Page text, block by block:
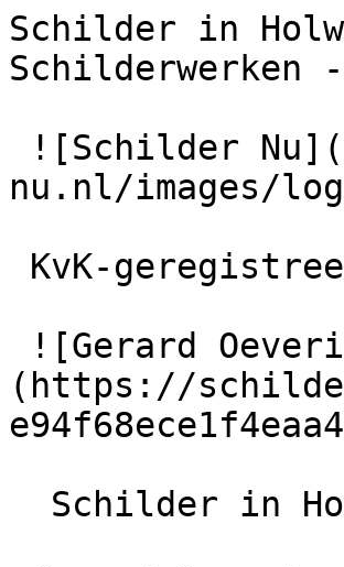
Schilder in
Schilderwerken
nu.nl/images/
(https://